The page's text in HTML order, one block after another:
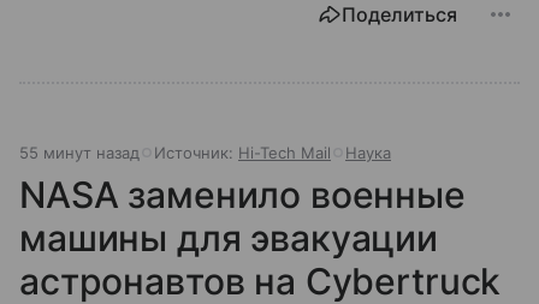
Поделиться
55 минут назад Источник: Hi-Tech Mail Наука
NASA заменило военные
машины для эвакуации
астронавтов на Cybertruck